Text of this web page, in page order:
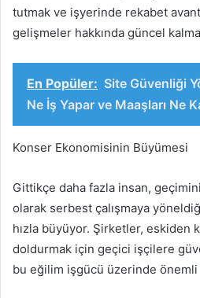
tutmak ve işyerinde rekabet
gelişmeler hakkında güncel
En Popüler: Site Güvenliği
Ne İş Yapar ve Maaşları Ne
Konser Ekonomisinin Büyümesi
Gittikçe daha fazla insan,
olarak serbest çalışmaya
hızla büyüyor. Şirketler, eskiden
doldurmak için geçici işçilere
bu eğilim işgücü üzerinde